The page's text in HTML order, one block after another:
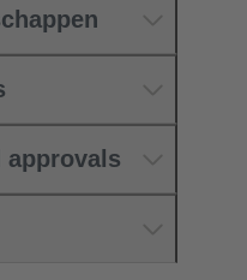
approvals